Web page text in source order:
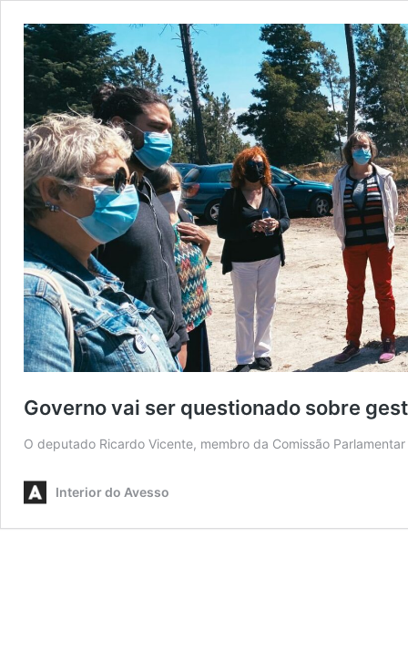
Governo vai ser questionado sobre
O deputado Ricardo Vicente, membro da Comissão
Interior do Avesso